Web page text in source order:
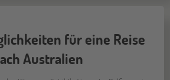
für eine Reise
Australien